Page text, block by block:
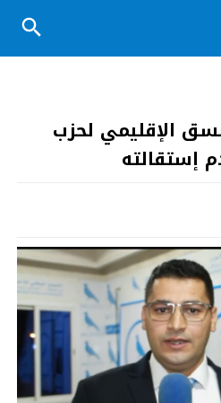
الإقليمي لحزب
إستقالته